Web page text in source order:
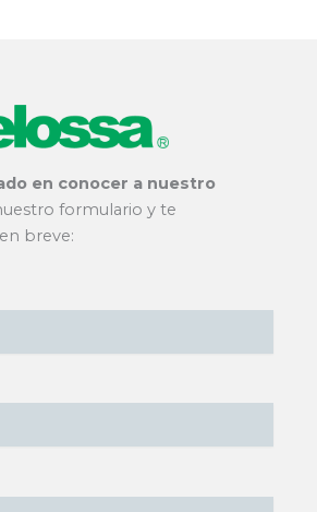
en conocer a nuestro
formulario y te
breve: